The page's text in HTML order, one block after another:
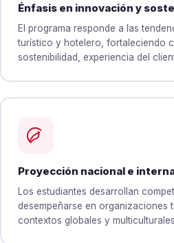
Énfasis en innovación y
El programa responde a las
turístico y hotelero, fortaleciendo
sostenibilidad, experiencia del
Proyección nacional e
Los estudiantes desarrollan
desempeñarse en organizaciones
contextos globales y